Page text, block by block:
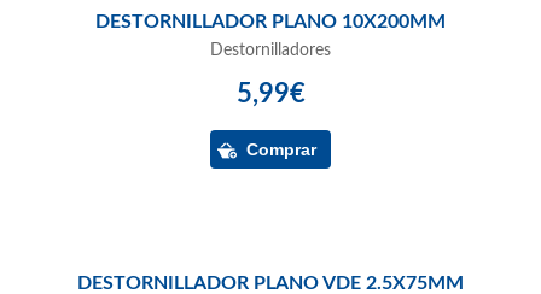
DESTORNILLADOR PLANO 10X200MM
Destornilladores
5,99€
DESTORNILLADOR PLANO VDE 2.5X75MM